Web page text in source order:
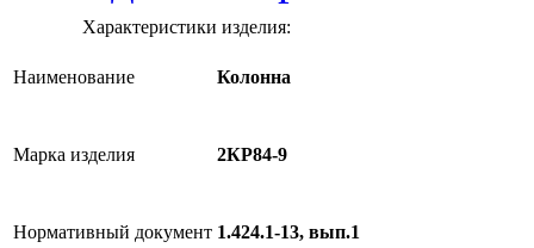
Характеристики изделия:
Наименование Колонна
Марка изделия 2КР84-9
Нормативный документ 1.424.1-13, вып.1